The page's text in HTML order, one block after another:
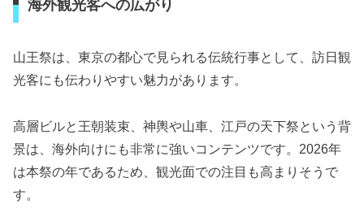
海外観光客への広がり
山王祭は、東京の都心で見られる伝統行事として、訪日観
光客にも伝わりやすい魅力があります。
高層ビルと王朝装束、神輿や山車、江戸の天下祭という背
景は、海外向けにも非常に強いコンテンツです。2026年
は本祭の年であるため、観光面での注目も高まりそうで
す。